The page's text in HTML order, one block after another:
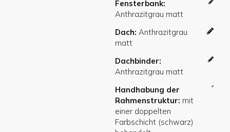
Fensterbank
Dach
Dachbinder
Handhabung der
Rahmenstruktur